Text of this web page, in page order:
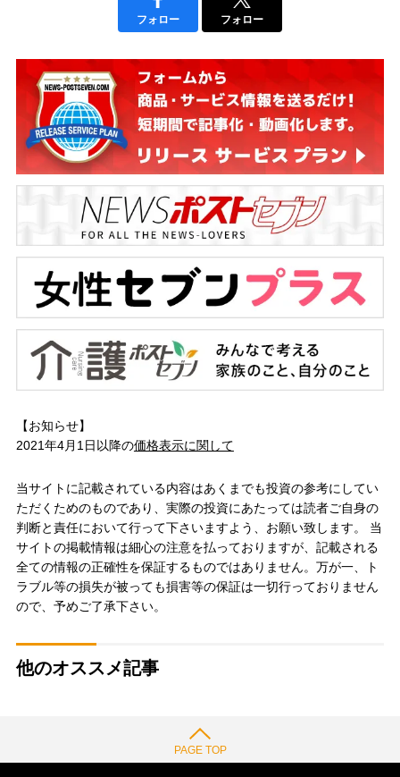
フォロー フォロー
【お知らせ】
2021年4月1日以降の価格表示に関して
当サイトに記載されている内容はあくまでも投資の参考にしてい
ただくためのものであり、実際の投資にあたっては読者ご自身の
判断と責任において行って下さいますよう、お願い致します。 当
サイトの掲載情報は細心の注意を払っておりますが、記載される
全ての情報の正確性を保証するものではありません。万が一、ト
ラブル等の損失が被っても損害等の保証は一切行っておりません
ので、予めご了承下さい。
他のオススメ記事
PAGE TOP